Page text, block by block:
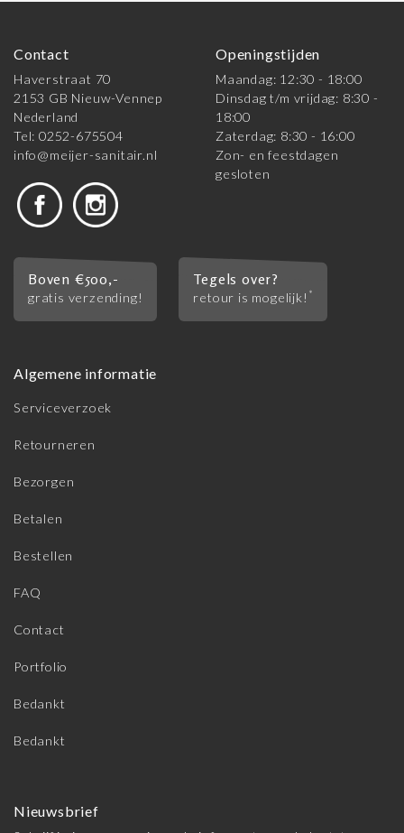
Contact
Haverstraat 70
2153 GB Nieuw-Vennep
Nederland
Tel: 0252-675504
info@meijer-sanitair.nl
Openingstijden
Maandag: 12:30 - 18:00
Dinsdag t/m vrijdag: 8:30 -
18:00
Zaterdag: 8:30 - 16:00
Zon- en feestdagen
gesloten
Boven €500,-
gratis verzending!
Tegels over?
retour is mogelijk! *
Algemene informatie
Serviceverzoek
Retourneren
Bezorgen
Betalen
Bestellen
FAQ
Contact
Portfolio
Bedankt
Bedankt
Nieuwsbrief